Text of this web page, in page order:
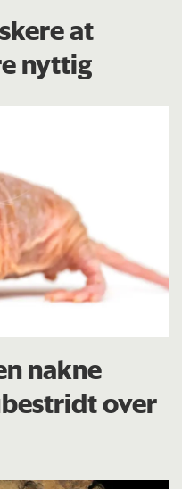
at
nyttig
nakne
over